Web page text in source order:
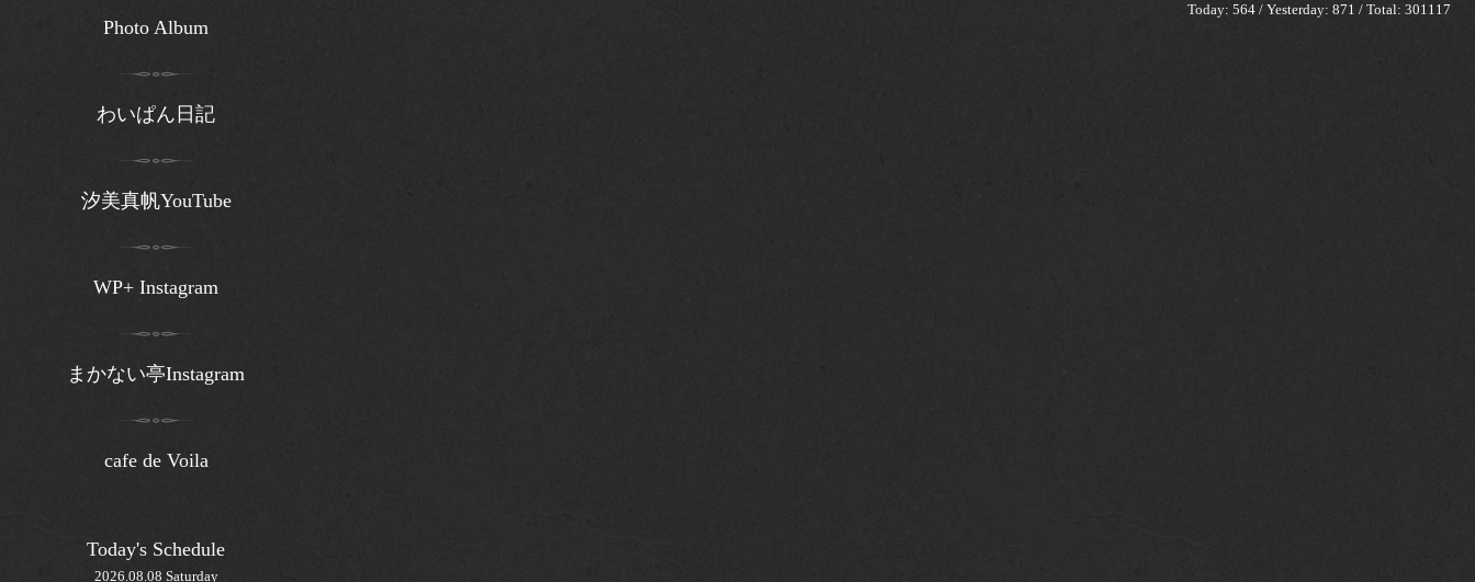
Today: 564 / Yesterday: 871 / Total: 301117
Photo Album
わいぱん日記
汐美真帆YouTube
WP+ Instagram
まかない亭Instagram
cafe de Voila
Today's Schedule
2026.08.08 Saturday